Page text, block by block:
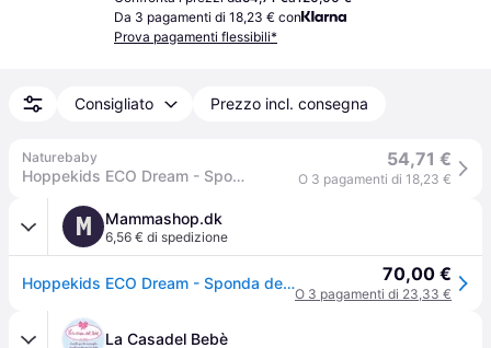
Da 3 pagamenti di 18,23 € con
Prova pagamenti flessibili*
Consigliato Prezzo incl. consegna
Naturebaby
Hoppekids ECO Dream - Sponda del letto per Scivolo - Diverse Misure - Bianco 70x190 cm.
54,71 €
O 3 pagamenti di 18,23 €
M Mammashop.dk
6,56 € di spedizione
Hoppekids ECO Dream - Sponda del letto per Scivolo - Diverse Misure - Bianco 90x200 cm. 70,00 €
O 3 pagamenti di 23,33 €
La Casadel Bebè